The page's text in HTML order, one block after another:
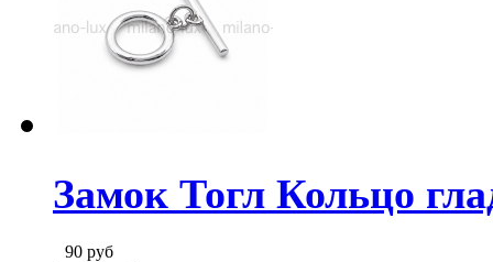
Замок Тогл Кольцо
90 руб